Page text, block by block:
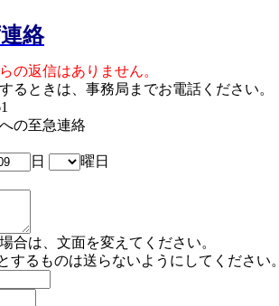
絡
の返信はありません。
るときは、事務局までお電話ください。
の至急連絡
日 曜日
合は、文面を変えてください。
するものは送らないようにしてください。